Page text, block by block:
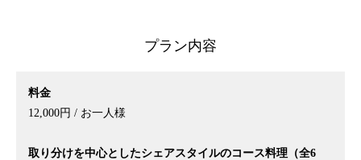
プラン内容
料金
12,000円 / お一人様
取り分けを中心としたシェアスタイルのコース料理（全6